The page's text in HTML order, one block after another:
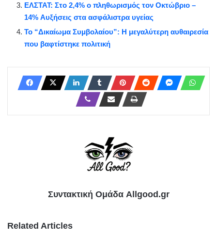
ΕΛΣΤΑΤ: Στο 2,4% ο πληθωρισμός τον Οκτώβριο –
14% Aυξήσεις στα ασφάλιστρα υγείας
Το “Δικαίωμα Συμβολαίου”: Η μεγαλύτερη αυθαιρεσία
που βαφτίστηκε πολιτική
Συντακτική Ομάδα Allgood.gr
Related Articles